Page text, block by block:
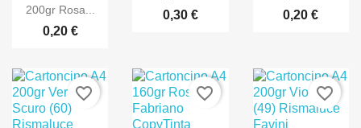
200gr Rosa...
0,20 €
0,30 € 0,20 €
favorite_border favorite_border favorite_border